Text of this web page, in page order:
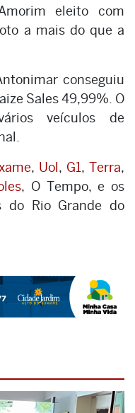
eleito com
a mais do que a
conseguiu
Sales 49,99%. O
veículos de
, Uol, G1, Terra,
, O Tempo, e os
do Rio Grande do